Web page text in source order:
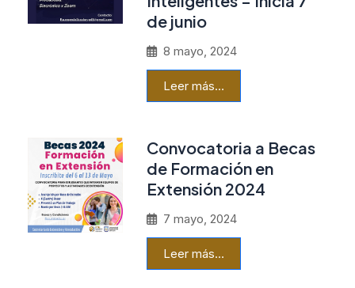
de junio
8 mayo, 2024
Leer más…
Convocatoria a Becas
de Formación en
Extensión 2024
7 mayo, 2024
Leer más…